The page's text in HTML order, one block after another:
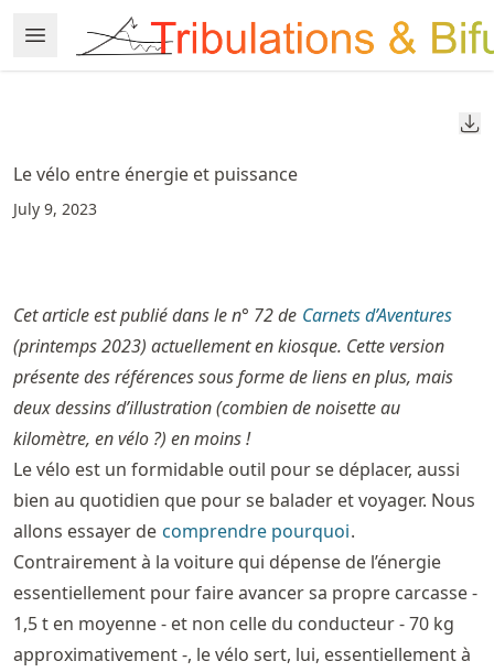
to
article
to
content
Open Menu
Made with MyST
Le vélo entre énergie et puissance
July 9, 2023
Cet article est publié dans le n° 72 de Carnets d’Aventures
(printemps 2023) actuellement en kiosque. Cette version
présente des références sous forme de liens en plus, mais
deux dessins d’illustration (combien de noisette au
kilomètre, en vélo ?) en moins !
Le vélo est un formidable outil pour se déplacer, aussi
bien au quotidien que pour se balader et voyager. Nous
allons essayer de comprendre pourquoi.
Contrairement à la voiture qui dépense de l’énergie
essentiellement pour faire avancer sa propre carcasse -
1,5 t en moyenne - et non celle du conducteur - 70 kg
approximativement -, le vélo sert, lui, essentiellement à